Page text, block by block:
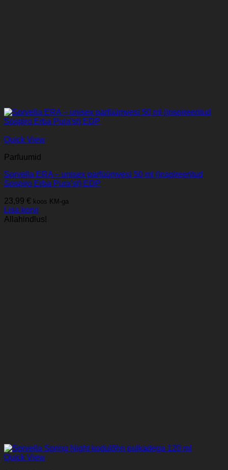
Quick View
Parfuumid
Sorvella ERA – unisex parfüümvesi 50 ml (inspireeritud
Sospiro Erba Pura’st) EDP
23,99 € koos KM-ga
Lisa korvi
Allahindlus!
Quick View